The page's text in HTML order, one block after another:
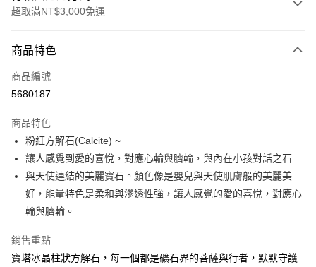
超取滿NT$3,000免運
信用卡一次付款
超商取貨付款
Apple Pay
街口支付
悠遊付
ATM付款
商品特色
商品編號
5680187
商品特色
粉紅方解石(Calcite) ~
讓人感覺到愛的喜悅，對應心輪與臍輪，與內在小孩對話之石
與天使連結的美麗寶石。顏色像是嬰兒與天使肌膚般的美麗美
好，能量特色是柔和與滲透性強，讓人感覺的愛的喜悅，對應心
輪與臍輪。
銷售重點
寶塔冰晶柱狀方解石，每一個都是礦石界的菩薩與行者，默默守護